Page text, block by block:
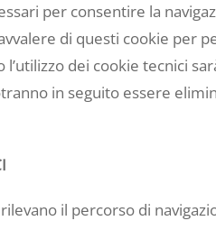
per consentire la
di questi cookie per
dei cookie tecnici
in seguito essere
il percorso di